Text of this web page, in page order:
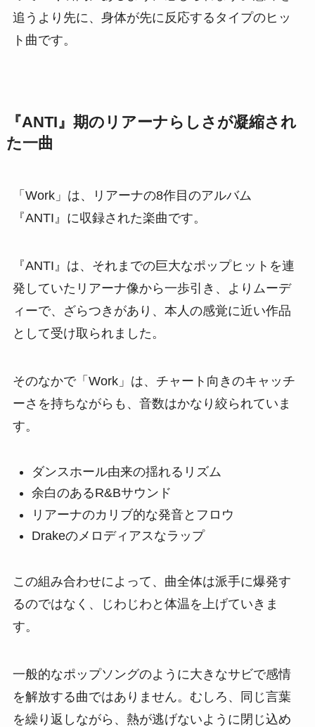
追うより先に、身体が先に反応するタイプのヒッ
ト曲です。
『ANTI』期のリアーナらしさが凝縮され
た一曲
「Work」は、リアーナの8作目のアルバム
『ANTI』に収録された楽曲です。
『ANTI』は、それまでの巨大なポップヒットを連
発していたリアーナ像から一歩引き、よりムーデ
ィーで、ざらつきがあり、本人の感覚に近い作品
として受け取られました。
そのなかで「Work」は、チャート向きのキャッチ
ーさを持ちながらも、音数はかなり絞られていま
す。
ダンスホール由来の揺れるリズム
余白のあるR&Bサウンド
リアーナのカリブ的な発音とフロウ
Drakeのメロディアスなラップ
この組み合わせによって、曲全体は派手に爆発す
るのではなく、じわじわと体温を上げていきま
す。
一般的なポップソングのように大きなサビで感情
を解放する曲ではありません。むしろ、同じ言葉
を繰り返しながら、熱が逃げないように閉じ込め